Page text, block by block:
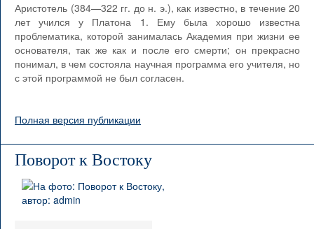
Аристотель (384—322 гг. до н. э.), как известно, в течение 20
лет учился у Платона 1. Ему была хорошо известна
проблематика, которой занималась Академия при жизни ее
основателя, так же как и после его смерти; он прекрасно
понимал, в чем состояла научная программа его учителя, но
с этой программой не был согласен.
Полная версия публикации
Поворот к Востоку